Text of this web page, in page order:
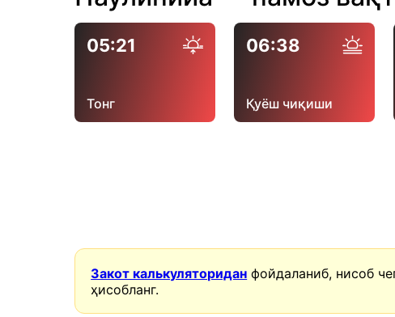
05:21
Тонг
06:38
Қуёш чиқиши
Закот калькуляторидан фойдаланиб, нисоб
ҳисобланг.